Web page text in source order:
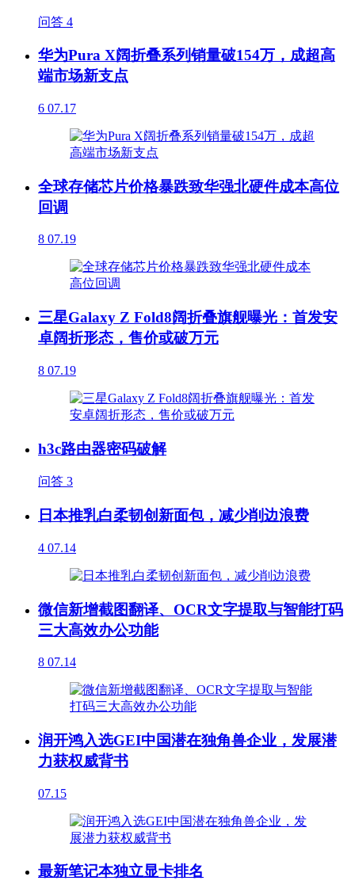
问答 4
华为Pura X阔折叠系列销量破154万，成超高
端市场新支点
6 07.17
全球存储芯片价格暴跌致华强北硬件成本高位
回调
8 07.19
三星Galaxy Z Fold8阔折叠旗舰曝光：首发安
卓阔折形态，售价或破万元
8 07.19
h3c路由器密码破解
问答 3
日本推乳白柔韧创新面包，减少削边浪费
4 07.14
微信新增截图翻译、OCR文字提取与智能打码
三大高效办公功能
8 07.14
润开鸿入选GEI中国潜在独角兽企业，发展潜
力获权威背书
07.15
最新笔记本独立显卡排名